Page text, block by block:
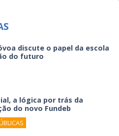
discute o papel da escola
do futuro
a lógica por trás da
do novo Fundeb